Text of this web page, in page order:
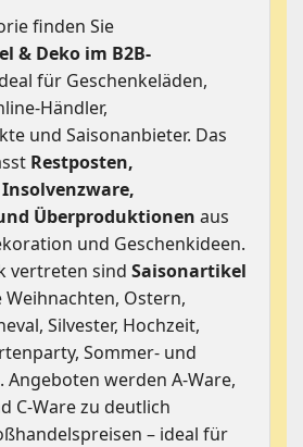
finden Sie
& Deko im B2B-
für Geschenkeläden,
Händler,
und Saisonanbieter. Das
Restposten,
Überproduktionen aus
und Geschenkideen.
vertreten sind Saisonartikel
Weihnachten, Ostern,
Silvester, Hochzeit,
Sommer- und
werden A-Ware,
C-Ware zu deutlich
– ideal für